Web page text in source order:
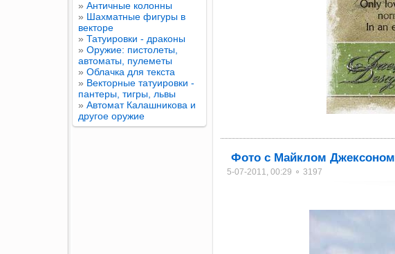
» Античные колонны
» Шахматные фигуры в
векторе
» Татуировки - драконы
» Оружие: пистолеты,
автоматы, пулеметы
» Облачка для текста
» Векторные татуировки -
пантеры, тигры, львы
» Автомат Калашникова и
другое оружие
Фото с Майклом Джексоном
5-07-2011, 00:29 ⚬ 3197